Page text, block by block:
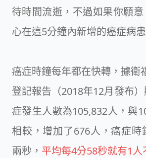
待時間流逝，不過如果你願
心在這5分鐘內新增的癌症病患
癌症時鐘每年都在快轉，據衛
登記報告（2018年12月發布
症發生人數為105,832人，與
相較，增加了676人，癌症時
兩秒， 平均每4分58秒就有1人